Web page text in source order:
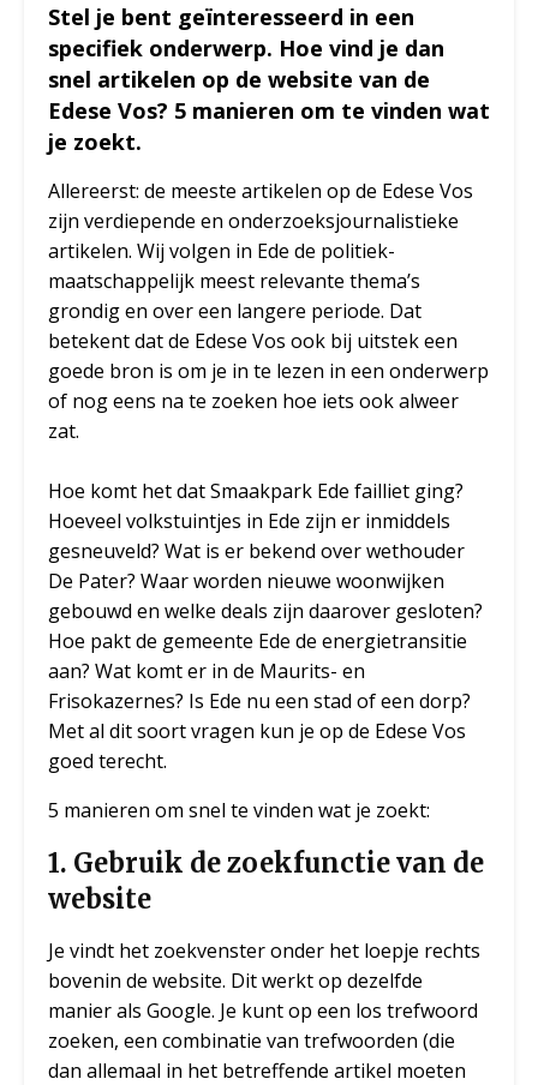
Stel je bent geïnteresseerd in een
specifiek onderwerp. Hoe vind je dan
snel artikelen op de website van de
Edese Vos? 5 manieren om te vinden wat
je zoekt.
Allereerst: de meeste artikelen op de Edese Vos
zijn verdiepende en onderzoeksjournalistieke
artikelen. Wij volgen in Ede de politiek-
maatschappelijk meest relevante thema’s
grondig en over een langere periode. Dat
betekent dat de Edese Vos ook bij uitstek een
goede bron is om je in te lezen in een onderwerp
of nog eens na te zoeken hoe iets ook alweer
zat.
Hoe komt het dat Smaakpark Ede failliet ging?
Hoeveel volkstuintjes in Ede zijn er inmiddels
gesneuveld? Wat is er bekend over wethouder
De Pater? Waar worden nieuwe woonwijken
gebouwd en welke deals zijn daarover gesloten?
Hoe pakt de gemeente Ede de energietransitie
aan? Wat komt er in de Maurits- en
Frisokazernes? Is Ede nu een stad of een dorp?
Met al dit soort vragen kun je op de Edese Vos
goed terecht.
5 manieren om snel te vinden wat je zoekt:
1. Gebruik de zoekfunctie van de
website
Je vindt het zoekvenster onder het loepje rechts
bovenin de website. Dit werkt op dezelfde
manier als Google. Je kunt op een los trefwoord
zoeken, een combinatie van trefwoorden (die
dan allemaal in het betreffende artikel moeten